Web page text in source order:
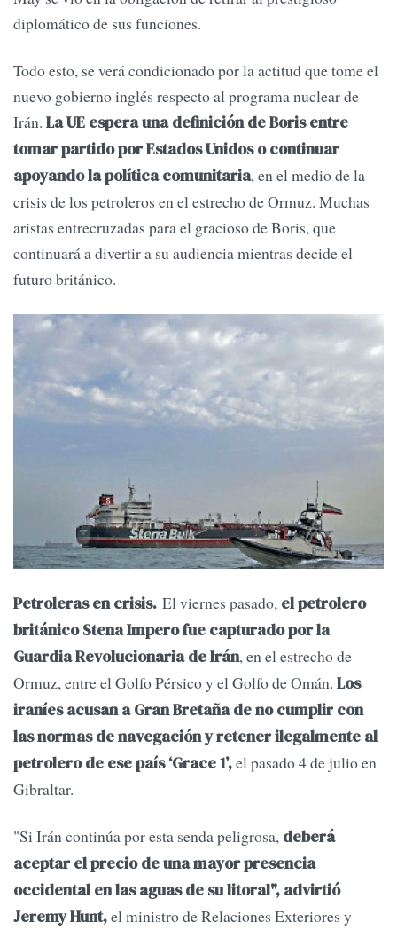
diplomático de sus funciones.
Todo esto, se verá condicionado por la actitud que tome el
nuevo gobierno inglés respecto al programa nuclear de
Irán. La UE espera una definición de Boris entre
tomar partido por Estados Unidos o continuar
apoyando la política comunitaria, en el medio de la
crisis de los petroleros en el estrecho de Ormuz. Muchas
aristas entrecruzadas para el gracioso de Boris, que
continuará a divertir a su audiencia mientras decide el
futuro británico.
Petroleras en crisis. El viernes pasado, el petrolero
británico Stena Impero fue capturado por la
Guardia Revolucionaria de Irán, en el estrecho de
Ormuz, entre el Golfo Pérsico y el Golfo de Omán. Los
iraníes acusan a Gran Bretaña de no cumplir con
las normas de navegación y retener ilegalmente al
petrolero de ese país ‘Grace 1’,el pasado 4 de julio en
Gibraltar.
"Si Irán continúa por esta senda peligrosa, deberá
aceptar el precio de una mayor presencia
occidental en las aguas de su litoral", advirtió
Jeremy Hunt,el ministro de Relaciones Exteriores y